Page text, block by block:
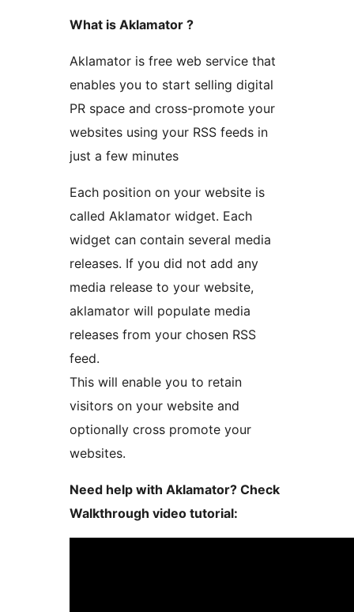
What is Aklamator ?
Aklamator is free web service that
enables you to start selling digital
PR space and cross-promote your
websites using your RSS feeds in
just a few minutes
Each position on your website is
called Aklamator widget. Each
widget can contain several media
releases. If you did not add any
media release to your website,
aklamator will populate media
releases from your chosen RSS
feed.
This will enable you to retain
visitors on your website and
optionally cross promote your
websites.
Need help with Aklamator? Check
Walkthrough video tutorial: